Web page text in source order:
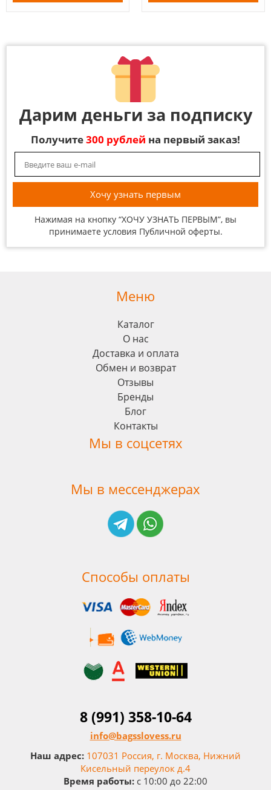
Дарим деньги за подписку
Получите300 рублей на первый заказ!
Нажимая на кнопку “ХОЧУ УЗНАТЬ ПЕРВЫМ”, вы
принимаете условия Публичной оферты.
Меню
Каталог
О нас
Доставка и оплата
Обмен и возврат
Отзывы
Бренды
Блог
Контакты
Мы в соцсетях
Мы в мессенджерах
Способы оплаты
8 (991) 358-10-64
info@bagsslovess.ru
Наш адрес: 107031 Россия, г. Москва, Нижний
Кисельный переулок д.4
Время работы: c 10:00 до 22:00